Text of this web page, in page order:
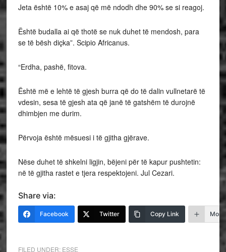
Jeta është 10% e asaj që më ndodh dhe 90% se si reagoj.
Është budalla ai që thotë se nuk duhet të mendosh, para
se të bësh diçka”. Scipio Africanus.
“Erdha, pashë, fitova.
Është më e lehtë të gjesh burra që do të dalin vullnetarë të
vdesin, sesa të gjesh ata që janë të gatshëm të durojnë
dhimbjen me durim.
Përvoja është mësuesi i të gjitha gjërave.
Nëse duhet të shkelni ligjin, bëjeni për të kapur pushtetin:
në të gjitha rastet e tjera respektojeni. Jul Cezari.
Share via:
Facebook Twitter Copy Link More
FILED UNDER: ESSE